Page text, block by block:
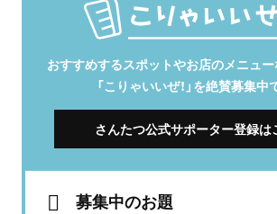
おすすめするスポットやお店のメニュー
「こりゃいいぜ！」を絶賛募集中で
さんたつ公式サポーター登録は
募集中のお題